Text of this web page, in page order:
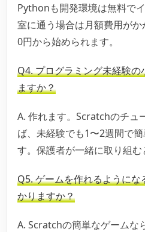
Pythonも開発環境は無料で
室に通う場合は月額費用が
0円から始められます。
Q4. プログラミング未経験
ますか？
A. 作れます。Scratchのチュ
ば、未経験でも1〜2週間で
す。保護者が一緒に取り組む
Q5. ゲームを作れるように
かりますか？
A. Scratchの簡単なゲームな